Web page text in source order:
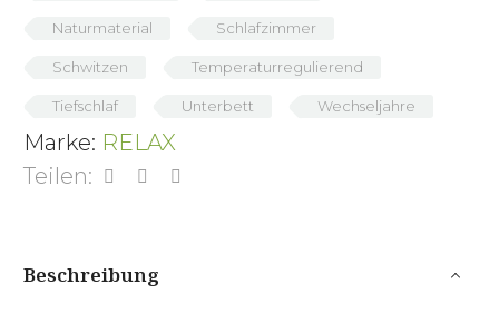
Naturmaterial Schlafzimmer
Schwitzen Temperaturregulierend
Tiefschlaf Unterbett Wechseljahre
Marke: RELAX
Teilen:
Beschreibung